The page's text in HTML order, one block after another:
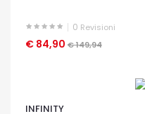
0 Revisioni
€ 84,90 € 149,94
INFINITY